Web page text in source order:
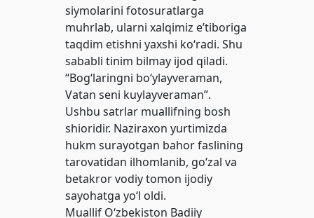
siymolarini fotosuratlarga
muhrlab, ularni xalqimiz eʼtiboriga
taqdim etishni yaxshi ko‘radi. Shu
sababli tinim bilmay ijod qiladi.
“Bog‘laringni bo‘ylayveraman,
Vatan seni kuylayveraman”.
Ushbu satrlar muallifning bosh
shioridir. Naziraxon yurtimizda
hukm surayotgan bahor faslining
tarovatidan ilhomlanib, go‘zal va
betakror vodiy tomon ijodiy
sayohatga yo‘l oldi.
Muallif O‘zbekiston Badiiy